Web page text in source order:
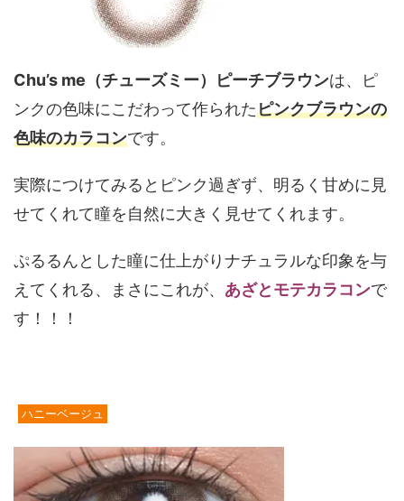
Chu’s me（チューズミー）ピーチブラウンは、ピ
ンクの色味にこだわって作られたピンクブラウンの
色味のカラコンです。
実際につけてみるとピンク過ぎず、明るく甘めに見
せてくれて瞳を自然に大きく見せてくれます。
ぷるるんとした瞳に仕上がりナチュラルな印象を与
えてくれる、まさにこれが、 あざとモテカラコンで
す！！！
ハニーベージュ